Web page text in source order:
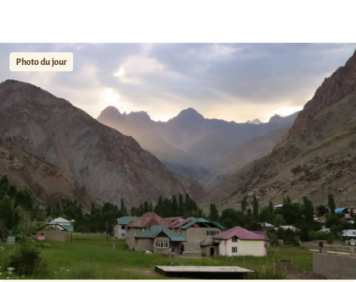
Photo du jour